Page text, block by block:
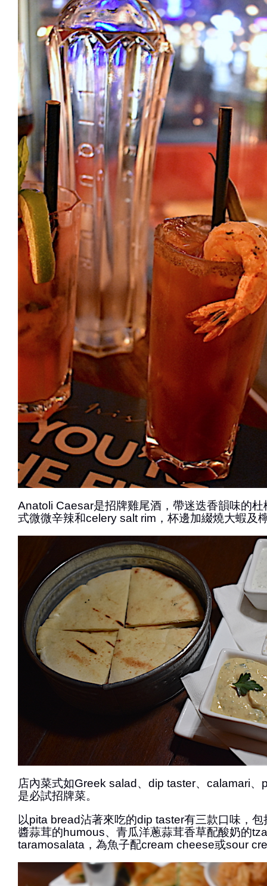
Anatoli Caesar是招牌雞尾酒，帶迷迭香韻味的
式微微辛辣和celery salt rim，杯邊加綴燒大蝦及
店內菜式如Greek salad、dip taster、calamari、
是必試招牌菜。
以pita bread沾著來吃的dip taster有三款口味，
醬蒜茸的humous、青瓜洋蔥蒜茸香草配酸奶的
taramosalata，為魚子配cream cheese或sour